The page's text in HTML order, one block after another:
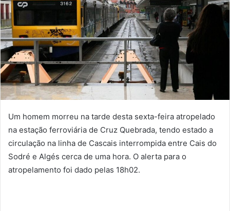
Um homem morreu na tarde desta sexta-feira atropelado
na estação ferroviária de Cruz Quebrada, tendo estado a
circulação na linha de Cascais interrompida entre Cais do
Sodré e Algés cerca de uma hora. O alerta para o
atropelamento foi dado pelas 18h02.